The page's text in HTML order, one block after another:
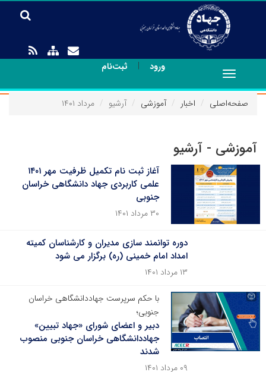
ورود | ثبت‌نام
Toggle
navigation
صفحه‌اصلی
اخبار آموزشی آرشیو مرداد ۱۴۰۱
آموزشی - آرشیو
آغاز ثبت نام تکمیل ظرفیت مهر ۱۴۰۱
علمی کاربردی جهاد دانشگاهی خراسان
جنوبی
۳۰ مرداد ۱۴۰۱
دوره توانمند سازی مدیران و کارشناسان کمیته
امداد امام خمینی (ره) برگزار می شود
۱۳ مرداد ۱۴۰۱
با حکم سرپرست جهاددانشگاهی خراسان
جنوبی؛
دبیر و اعضای شورای «جهاد تبیین»
جهاددانشگاهی خراسان جنوبی منصوب
شدند
۰۹ مرداد ۱۴۰۱